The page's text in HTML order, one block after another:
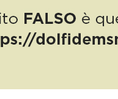
PUBBLICAZIONE AIUTI DI